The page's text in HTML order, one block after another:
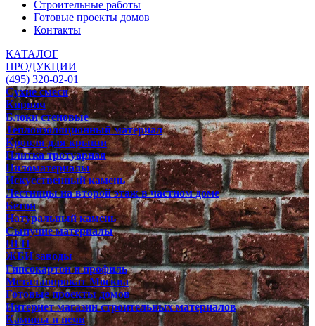
Строительные работы
Готовые проекты домов
Контакты
КАТАЛОГ
ПРОДУКЦИИ
(495) 320-02-01
Сухие смеси
Кирпич
Блоки стеновые
Теплоизоляционный материал
Кровля для крыши
Плитка тротуарная
Пиломатериалы
Искусственный камень
Лестницы на второй этаж в частном доме
Бетон
Натуральный камень
Сыпучие материалы
ПГП
ЖБИ заводы
Гипсокартон и профиль
Металлопрокат Москва
Готовые проекты домов
Интернет магазин строительных материалов
Камины и печи